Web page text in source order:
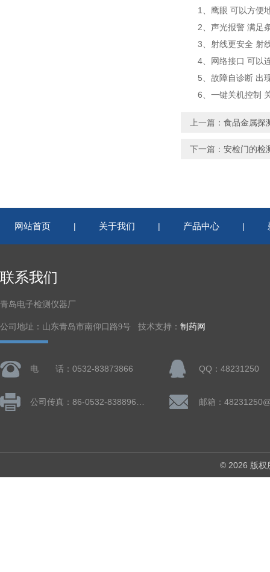
1、鹰眼 可以方便地
2、声光报警 满足条
3、射线更安全 射线
4、网络接口 可以连
5、故障自诊断 出现
6、一键关机控制 关
上一篇： 食品金属探
下一篇： 安检门的检
网站首页 | 关于我们 | 产品中心 |
联系我们
青岛电子检测仪器厂
公司地址：山东青岛市南仰口路9号 技术支持： 制药网
电 话：0532-83873866 QQ：48231250
邮箱：
© 2026 版